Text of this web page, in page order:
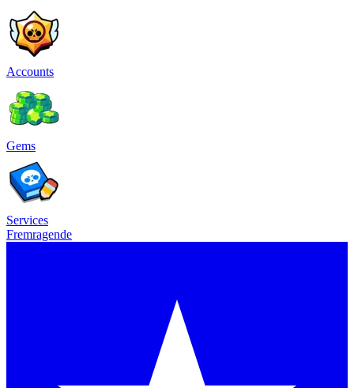
Accounts
Gems
Services
Fremragende